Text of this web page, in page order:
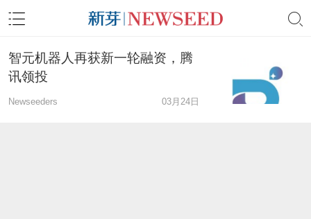
智元机器人再获新一轮融资，腾
讯领投
Newseeders 03月24日